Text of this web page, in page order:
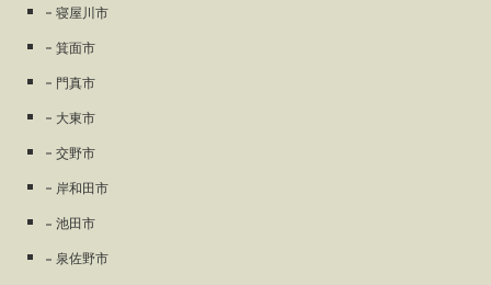
寝屋川市
箕面市
門真市
大東市
交野市
岸和田市
池田市
泉佐野市